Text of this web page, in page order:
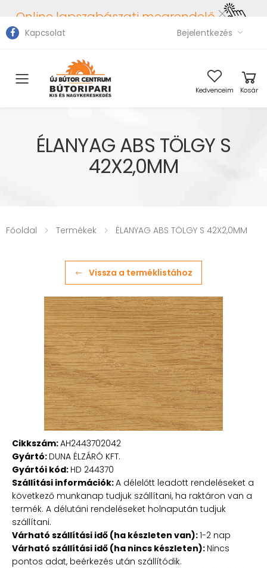
Online lapszabászati megrendelő
Kapcsolat Bejelentkezés
Toggle mobile menu Kedvenceim Kosár
ÉLANYAG ABS TÖLGY S
42X2,0MM
Főoldal Termékek ÉLANYAG ABS TÖLGY S 42X2,0MM
Vissza a terméklistához
Cikkszám:AH2443702042
Gyártó: DUNA ÉLZÁRÓ KFT.
Gyártói kód: HD 244370
Szállítási információk:A délelőtt leadott rendeléseket a
következő munkanap tudjuk szállítani, ha raktáron van a
termék. A délutáni rendeléseket holnapután tudjuk
szállítani.
Várható szállítási idő (ha készleten van):1-2 nap
Várható szállítási idő (ha nincs készleten): Nincs
pontos adat, beérkezés után szállítódik.